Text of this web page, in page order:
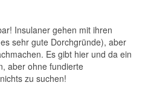
Insulaner gehen mit ihren
sehr gute Dorchgründe), aber
Es gibt hier und da ein
aber ohne fundierte
zu suchen!